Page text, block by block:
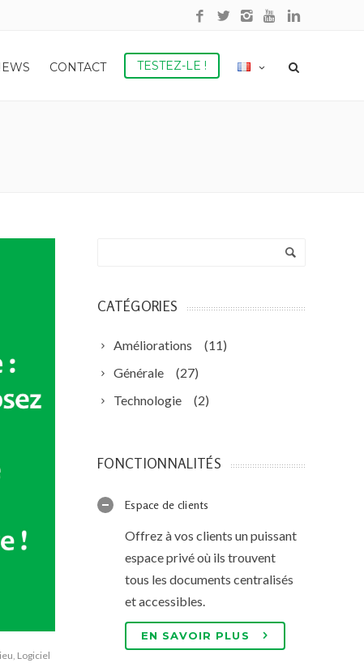
CONTACT TESTEZ-LE !
, Logiciel
CATÉGORIES
Améliorations
(11)
Générale
(27)
Technologie
(2)
FONCTIONNALITÉS
Espace de clients
Offrez à vos clients un puissant
espace privé où ils trouvent
tous les documents centralisés
et accessibles.
EN SAVOIR PLUS